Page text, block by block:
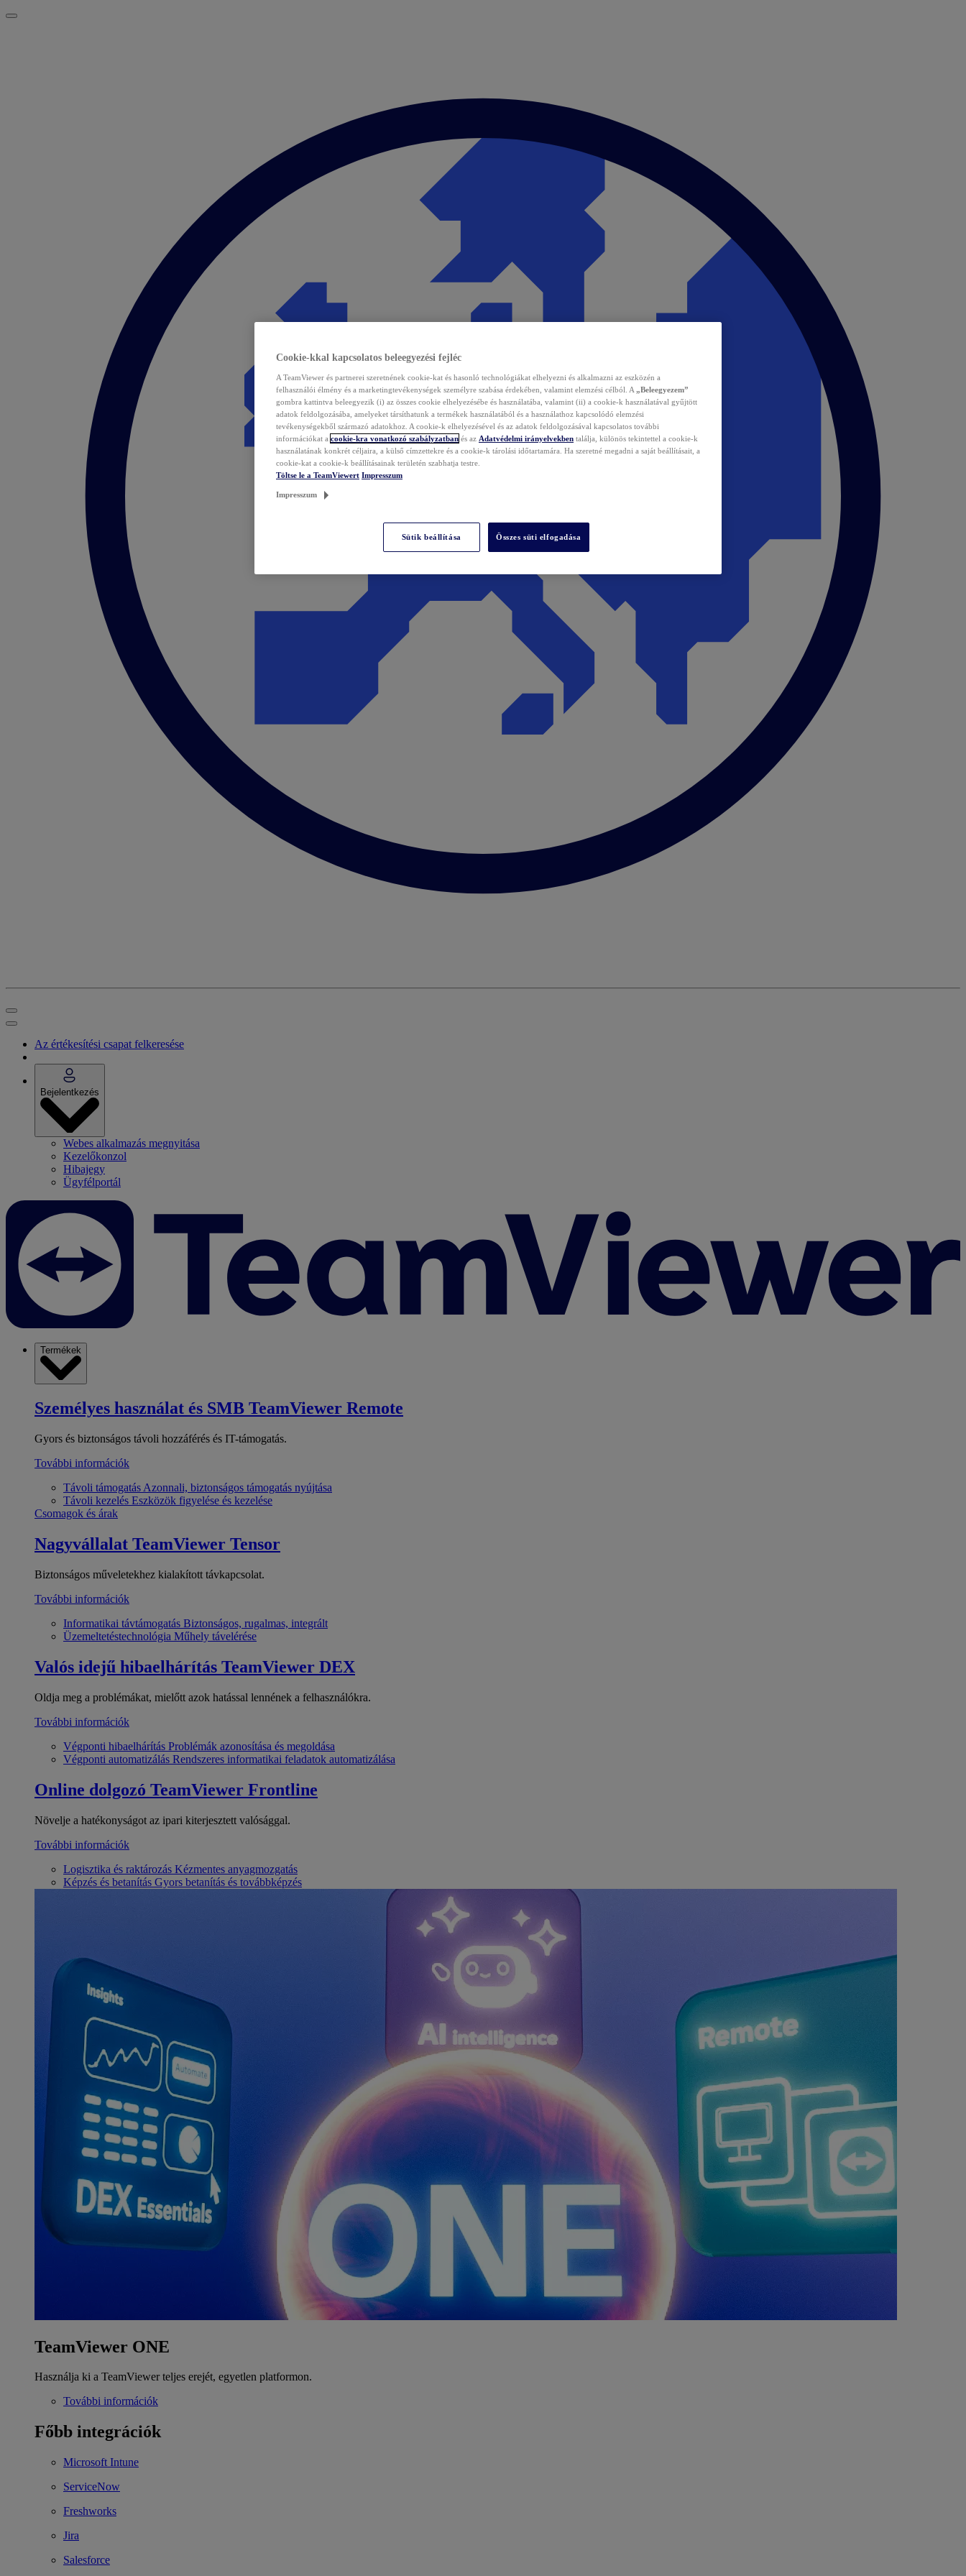
Az értékesítési csapat felkeresése
Bejelentkezés
Webes alkalmazás megnyitása
Kezelőkonzol
Hibajegy
Ügyfélportál
Termékek
Személyes használat és SMB TeamViewer Remote
Gyors és biztonságos távoli hozzáférés és IT-támogatás.
További információk
Távoli támogatás Azonnali, biztonságos támogatás nyújtása
Távoli kezelés Eszközök figyelése és kezelése
Csomagok és árak
Nagyvállalat TeamViewer Tensor
Biztonságos műveletekhez kialakított távkapcsolat.
További információk
Informatikai távtámogatás Biztonságos, rugalmas, integrált
Üzemeltetéstechnológia Műhely távelérése
Valós idejű hibaelhárítás TeamViewer DEX
Oldja meg a problémákat, mielőtt azok hatással lennének a felhasználókra.
További információk
Végponti hibaelhárítás Problémák azonosítása és megoldása
Végponti automatizálás Rendszeres informatikai feladatok automatizálása
Online dolgozó TeamViewer Frontline
Növelje a hatékonyságot az ipari kiterjesztett valósággal.
További információk
Logisztika és raktározás Kézmentes anyagmozgatás
Képzés és betanítás Gyors betanítás és továbbképzés
TeamViewer ONE
Használja ki a TeamViewer teljes erejét, egyetlen platformon.
További információk
Főbb integrációk
Microsoft Intune
ServiceNow
Freshworks
Jira
Salesforce
Cookie-kkal kapcsolatos beleegyezési fejléc
A TeamViewer és partnerei szeretnének cookie-kat és hasonló technológiákat elhelyezni és alkalmazni az eszközén a
felhasználói élmény és a marketingtevékenységek személyre szabása érdekében, valamint elemzési célból. A „Beleegyezem”
gombra kattintva beleegyezik (i) az összes cookie elhelyezésébe és használatába, valamint (ii) a cookie-k használatával gyűjtött
adatok feldolgozásába, amelyeket társíthatunk a termékek használatából és a használathoz kapcsolódó elemzési
tevékenységekből származó adatokhoz. A cookie-k elhelyezésével és az adatok feldolgozásával kapcsolatos további
információkat a cookie-kra vonatkozó szabályzatban és az Adatvédelmi irányelvekben találja, különös tekintettel a cookie-k
használatának konkrét céljaira, a külső címzettekre és a cookie-k tárolási időtartamára. Ha szeretné megadni a saját beállításait, a
cookie-kat a cookie-k beállításainak területén szabhatja testre.
Töltse le a TeamViewert Impresszum
Impresszum
Sütik beállítása Összes süti elfogadása